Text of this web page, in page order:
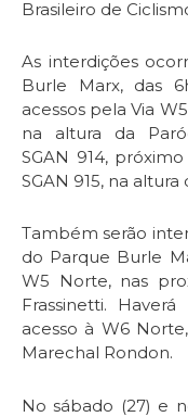
Brasileiro de
As interdições
Burle Marx, das
acessos pela Via
na altura da
SGAN 914,
SGAN 915, na
Também serão
do Parque Burle
W5 Norte, nas
Frassinetti.
acesso à W6
Marechal Rondon.
No sábado (27) e